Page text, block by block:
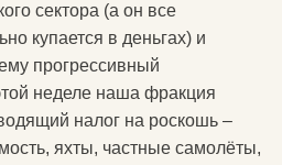
сектора (а он все
купается в деньгах) и
прогрессивный
неделе наша фракция
налог на роскошь –
яхты, частные самолёты,